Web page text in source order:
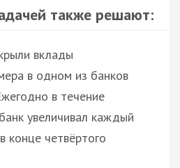
также решают:
вклады
в одном из банков
в течение
увеличивал каждый
конце четвёртого